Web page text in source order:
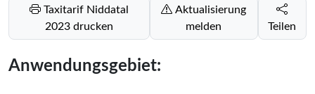
Taxitarif Niddatal
2023 drucken
Aktualisierung
melden
Teilen
Anwendungsgebiet: